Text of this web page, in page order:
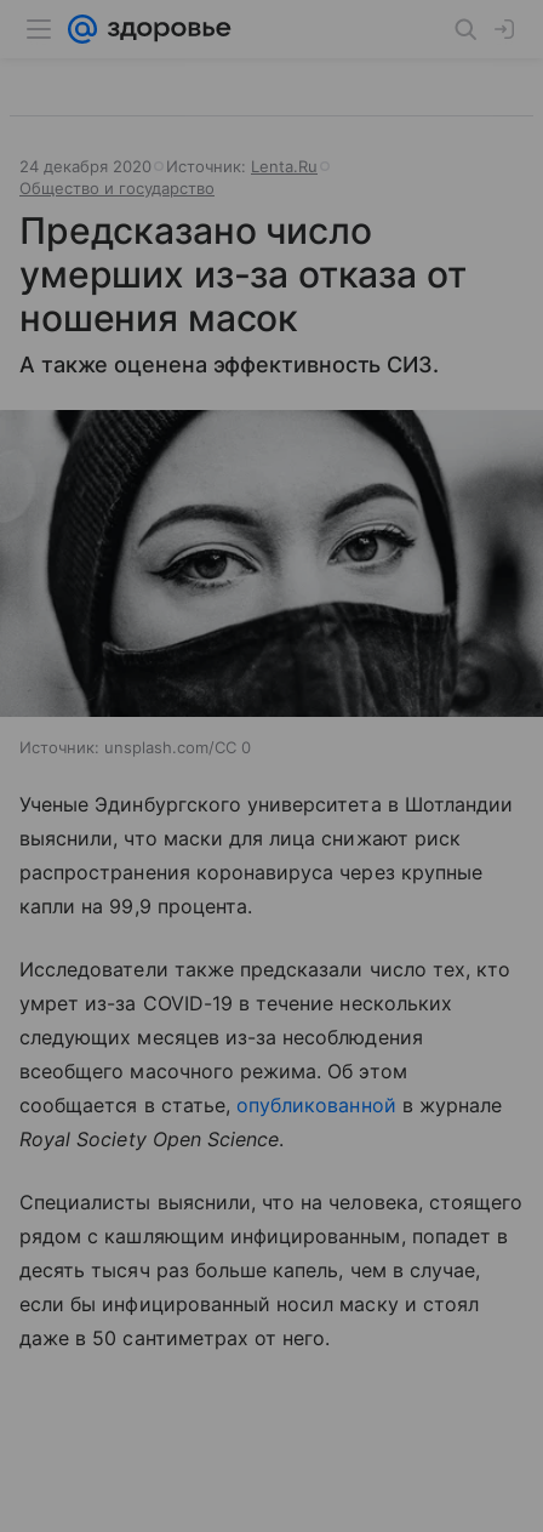
24 декабря 2020 Источник: Lenta.Ru
Общество и государство
Предсказано число
умерших из-за отказа от
ношения масок
А также оценена эффективность СИЗ.
Источник: unsplash.com/CC 0
Ученые Эдинбургского университета в Шотландии
выяснили, что маски для лица снижают риск
распространения коронавируса через крупные
капли на 99,9 процента.
Исследователи также предсказали число тех, кто
умрет из-за COVID-19 в течение нескольких
следующих месяцев из-за несоблюдения
всеобщего масочного режима. Об этом
сообщается в статье, опубликованной в журнале
Royal Society Open Science.
Специалисты выяснили, что на человека, стоящего
рядом с кашляющим инфицированным, попадет в
десять тысяч раз больше капель, чем в случае,
если бы инфицированный носил маску и стоял
даже в 50 сантиметрах от него.